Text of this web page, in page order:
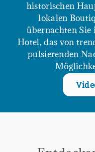
historischen
lokalen
übernachten Sie
Hotel, das von
pulsierenden